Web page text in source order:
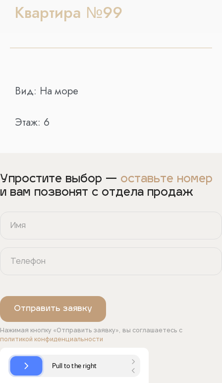
Квартира №99
Вид: На море
Этаж: 6
Упростите выбор — оставьте номер
и вам позвонят с отдела продаж
Нажимая кнопку «Отправить заявку», вы соглашаетесь с
политикой конфиденциальности